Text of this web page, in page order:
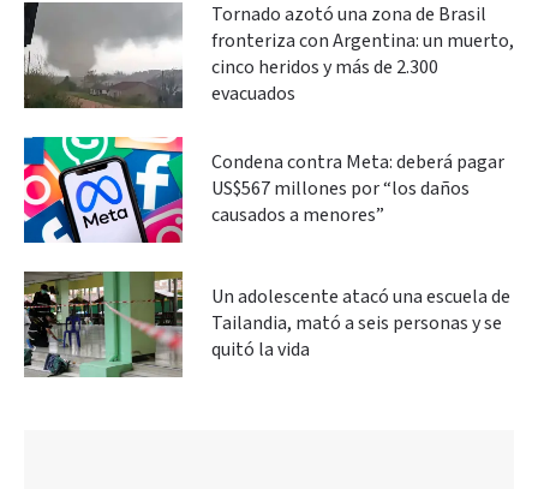
Tornado azotó una zona de Brasil
fronteriza con Argentina: un muerto,
cinco heridos y más de 2.300
evacuados
Condena contra Meta: deberá pagar
US$567 millones por “los daños
causados a menores”
Un adolescente atacó una escuela de
Tailandia, mató a seis personas y se
quitó la vida